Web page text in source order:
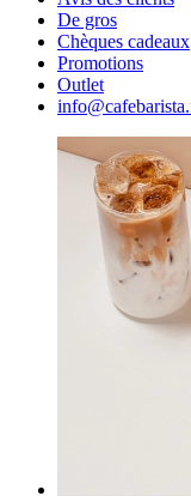
De gros
Chèques cadeaux
Promotions
Outlet